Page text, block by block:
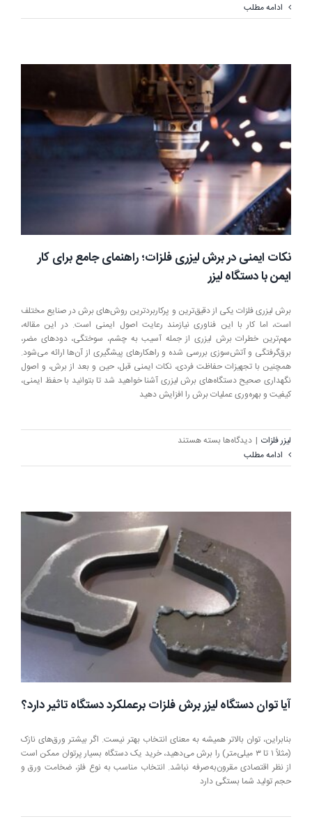
اشتباه
استفاده
از
دستگاه
برش
لیزر
ادامه مطلب
نکات ایمنی در برش لیزری فلزات؛ راهنمای جامع برای کار
ایمن با دستگاه لیزر
برش لیزری فلزات یکی از دقیق‌ترین و پرکاربردترین روش‌های برش در صنایع مختلف
است، اما کار با این فناوری نیازمند رعایت اصول ایمنی است. در این مقاله،
مهم‌ترین خطرات برش لیزری از جمله آسیب به چشم، سوختگی، دودهای مضر،
برق‌گرفتگی و آتش‌سوزی بررسی شده و راهکارهای پیشگیری از آن‌ها ارائه می‌شود.
همچنین با تجهیزات حفاظت فردی، نکات ایمنی قبل، حین و بعد از برش، و اصول
نگهداری صحیح دستگاه‌های برش لیزری آشنا خواهید شد تا بتوانید با حفظ ایمنی،
کیفیت و بهره‌وری عملیات برش را افزایش دهید
لیزر فلزات | دیدگاه‌ها برای
ایمنی
لیزری
راهنمای
جامع
برای
کار
ایمن
با
دستگاه
بسته هستند
ادامه مطلب
آیا توان دستگاه لیزر برش فلزات برعملکرد دستگاه تاثیر دارد؟
بنابراین، توان بالاتر همیشه به معنای انتخاب بهتر نیست. اگر بیشتر ورق‌های نازک
(مثلاً ۱ تا ۳ میلی‌متر) را برش می‌دهید، خرید یک دستگاه بسیار پرتوان ممکن است
از نظر اقتصادی مقرون‌به‌صرفه نباشد. انتخاب مناسب به نوع فلز، ضخامت ورق و
حجم تولید شما بستگی دارد